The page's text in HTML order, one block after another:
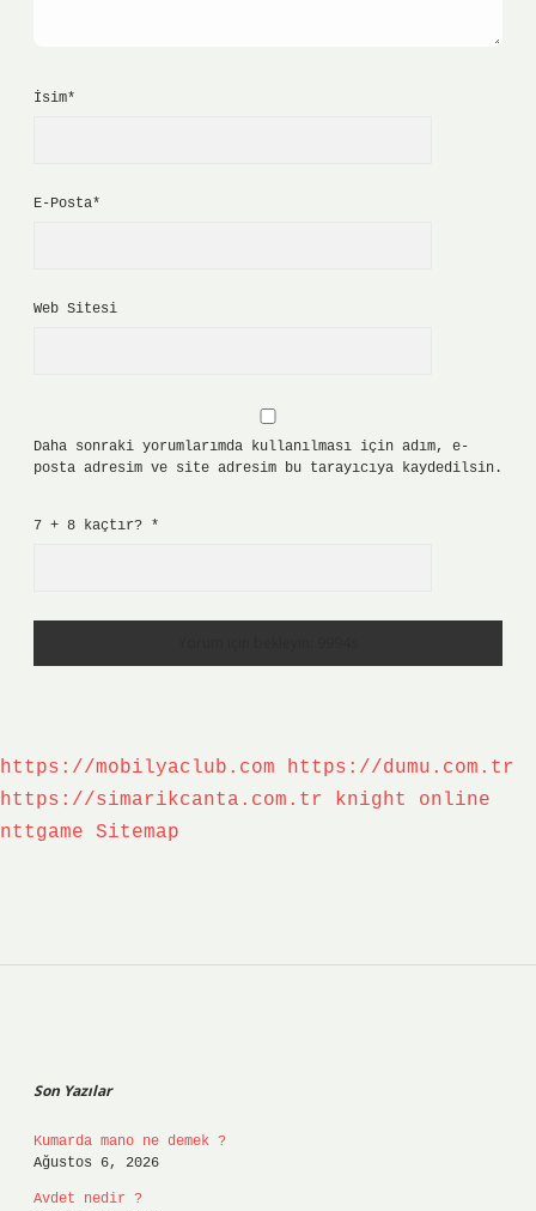
İsim*
E-Posta*
Web Sitesi
Daha sonraki yorumlarımda kullanılması için adım, e-
posta adresim ve site adresim bu tarayıcıya kaydedilsin.
7 + 8 kaçtır? *
https://mobilyaclub.com
https://dumu.com.tr
https://simarikcanta.com.tr
knight online
nttgame
Sitemap
Son Yazılar
Kumarda mano ne demek ?
Ağustos 6, 2026
Avdet nedir ?